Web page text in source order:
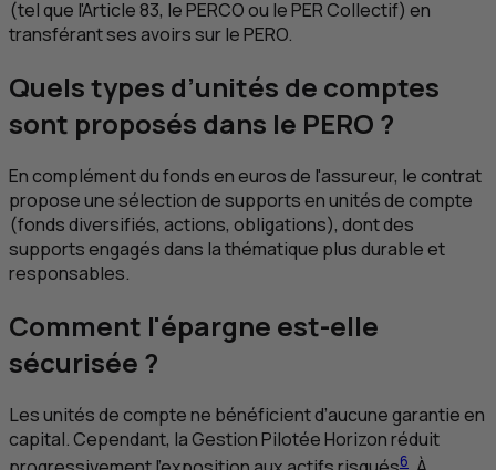
(tel que l'Article 83, le PERCO ou lePERCollectif) en
transférant ses avoirs sur le PERO.
Quels types d’unités de comptes
sont proposés dans le PERO ?
En complément du fonds en euros de l'assureur, le contrat
propose une sélection de supports en unités de compte
(fonds diversifiés, actions, obligations), dont des
supports engagés dans la thématique plus durable et
responsables.
Comment l'épargne est-elle
sécurisée ?
Les unités de compte ne bénéficient d’aucune garantie en
capital. Cependant, la Gestion Pilotée Horizon réduit
6